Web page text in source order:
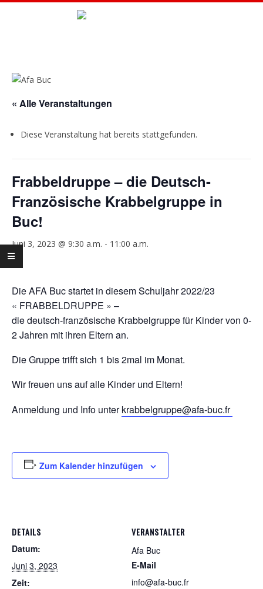
F
A
B
U
C
Navigation
« Alle Veranstaltungen
Diese Veranstaltung hat bereits stattgefunden.
Frabbeldruppe – die Deutsch-
Französische Krabbelgruppe in
Buc!
Juni 3, 2023 @ 9:30 a.m. - 11:00 a.m.
Die AFA Buc startet in diesem Schuljahr 2022/23
« FRABBELDRUPPE » –
die deutsch-französische Krabbelgruppe für Kinder von 0-
2 Jahren mit ihren Eltern an.
Die Gruppe trifft sich 1 bis 2mal im Monat.
Wir freuen uns auf alle Kinder und Eltern!
Anmeldung und Info unter krabbelgruppe@afa-buc.fr
Zum Kalender hinzufügen
DETAILS
Datum:
Juni 3, 2023
Zeit:
VERANSTALTER
Afa Buc
E-Mail
info@afa-buc.fr